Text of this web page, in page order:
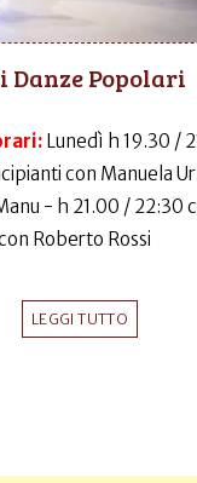
Danze Popolari
Lunedì h 19.30 /
con Manuela
- h 21.00 / 22:30
Roberto Rossi
LEGGI TUTTO